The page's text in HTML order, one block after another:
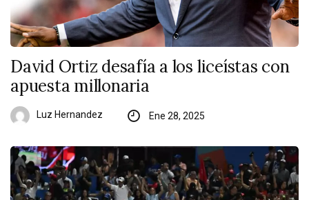
David Ortiz desafía a los liceístas con
apuesta millonaria
Luz Hernandez Ene 28, 2025